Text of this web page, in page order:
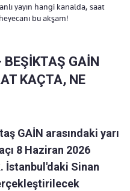
yayın hangi kanalda, saat
bu akşam!
BEŞİKTAŞ GAİN
KAÇTA, NE
GAİN arasındaki yarı
8 Haziran 2026
İstanbul'daki Sinan